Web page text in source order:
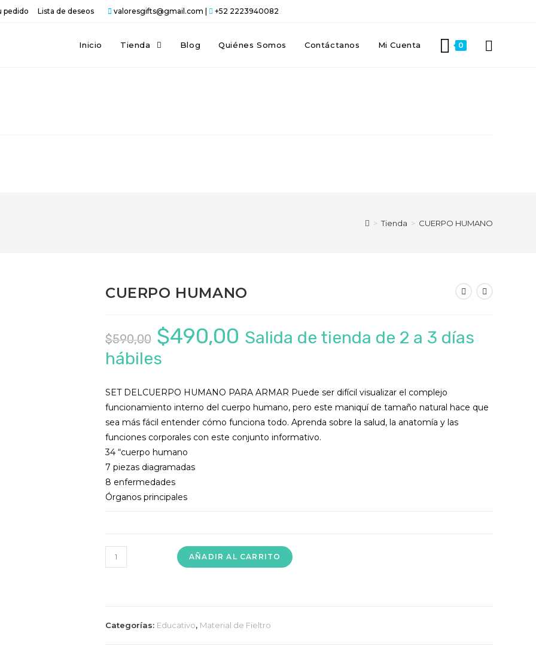
pedido Lista de deseos valoresgifts@gmail.com | +52 2223940082
Inicio Tienda Blog Quiénes Somos Contáctanos Mi Cuenta 0
> Tienda > CUERPO HUMANO
CUERPO HUMANO
$590,00 El
precio
original
era:
$590,00.
$490,00 El
es:
$490,00.
Salida de tienda de 2 a 3 días
hábiles
SET DELCUERPO HUMANO PARA ARMAR Puede ser difícil visualizar el complejo
funcionamiento interno del cuerpo humano, pero este maniquí de tamaño natural hace que
sea más fácil entender cómo funciona todo. Aprenda sobre la salud, la anatomía y las
funciones corporales con este conjunto informativo.
34 “cuerpo humano
7 piezas diagramadas
8 enfermedades
Órganos principales
CUERPO
HUMANO
AÑADIR AL CARRITO
Categorías: Educativo, Material de Fieltro